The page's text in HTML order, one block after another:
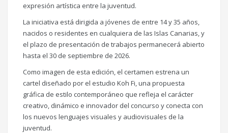
expresión artística entre la juventud.
La iniciativa está dirigida a jóvenes de entre 14 y 35 años,
nacidos o residentes en cualquiera de las Islas Canarias, y
el plazo de presentación de trabajos permanecerá abierto
hasta el 30 de septiembre de 2026.
Como imagen de esta edición, el certamen estrena un
cartel diseñado por el estudio Koh Fi, una propuesta
gráfica de estilo contemporáneo que refleja el carácter
creativo, dinámico e innovador del concurso y conecta con
los nuevos lenguajes visuales y audiovisuales de la
juventud.